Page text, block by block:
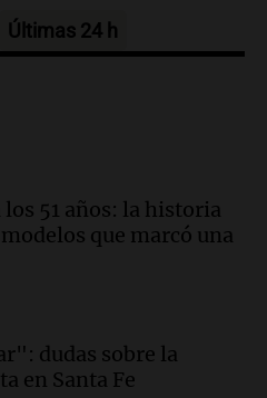
urbano y casa
puertas mañana con
y sorpresas
una casa del
municipios
Últimas 24 h
51 años: la historia
que marcó una
dudas sobre la
en Santa Fe